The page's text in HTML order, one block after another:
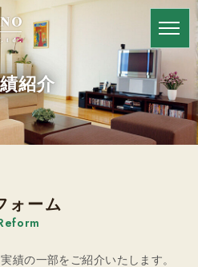
の強み
紹介
ォーム
績の一部をご紹介いたします。